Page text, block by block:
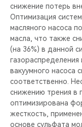
снижение потерь
Оптимизация
масляного насоса
масла, что также
(на 36%) в данной
вакуумного насоса
соответственно.
снижению трения в
оптимизирована
жесткость,
основе сульфата